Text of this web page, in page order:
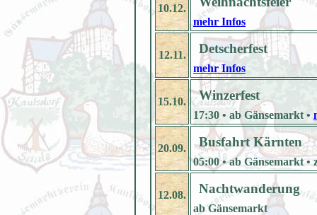
10.12.
mehr Infos
12.11. Detscherfest
mehr Infos
15.10. Winzerfest
17:30 • ab Gänsemarkt •
20.09. Busfahrt Kärnten
05:00 • ab Gänsemarkt •
12.08. Nachtwanderung
ab Gänsemarkt